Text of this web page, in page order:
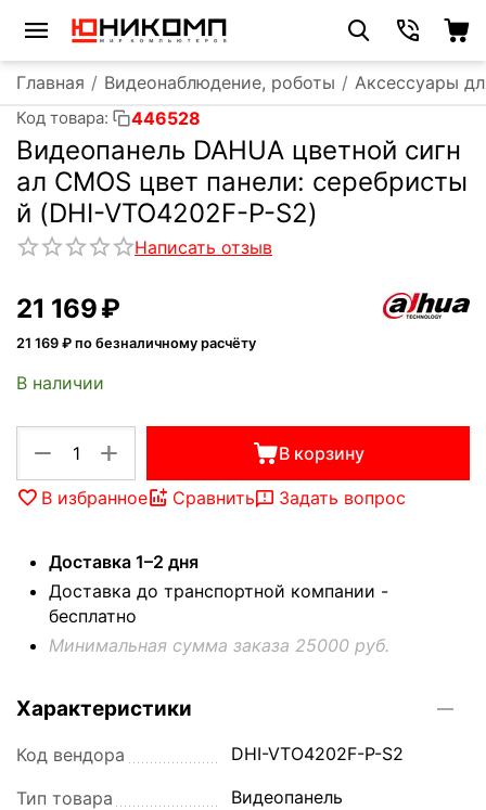
Главная / Видеонаблюдение, роботы / Аксессуары
Код товара: 446528
Видеопанель DAHUA цветной сигн
ал CMOS цвет панели: серебристы
й (DHI-VTO4202F-P-S2)
Написать отзыв
21 169₽
21 169 ₽ по безналичному расчёту
В наличии
+
− В корзину
В избранное Сравнить Задать вопрос
Доставка 1–2 дня
Доставка до транспортной компании -
бесплатно
Минимальная сумма заказа 25000 руб.
Характеристики
Код вендора DHI-VTO4202F-P-S2
Тип товара Видеопанель